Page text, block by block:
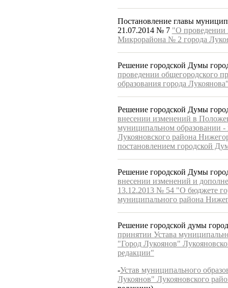
Постановление главы
21.07.2014 № 7 "О проведении
Микрорайона № 2 города
Решение городской Думы
проведении общегородского
образования города
Решение городской Думы
внесении изменений в
муниципальном образовании -
Лукояновского района
постановлением городской
Решение городской Думы
внесении изменений и
13.12.2013 № 54 "О бюджете
муниципального района
Решение городской думы
принятии Устава
"Город Лукоянов"
редакции"
-Устав муниципального
Лукоянов" Лукояновского